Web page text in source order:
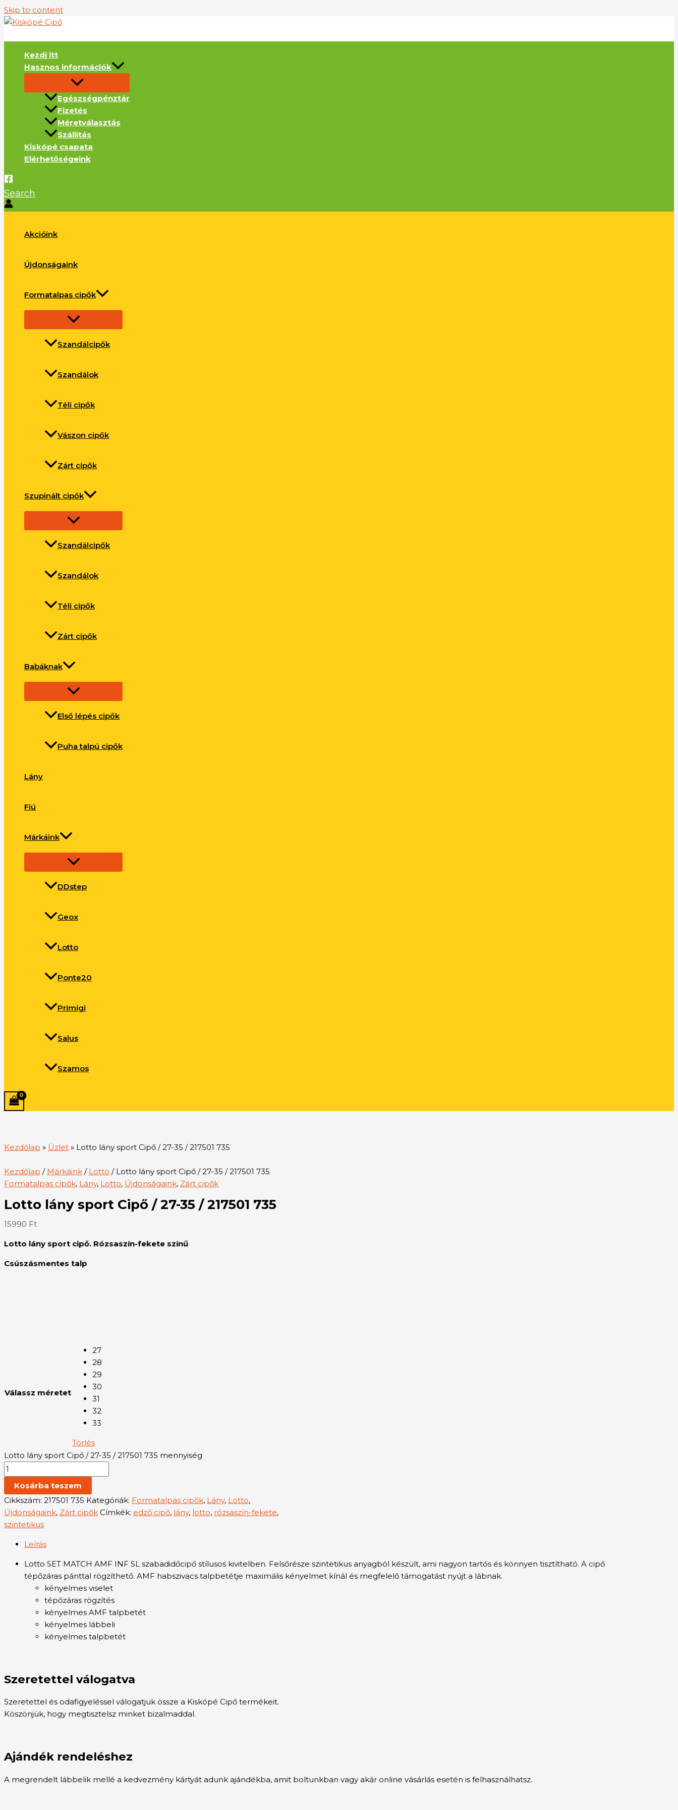
Skip to content
Kezdj itt
Hasznos információk
Egészségpénztár
Fizetés
Méretválasztás
Szállítás
Kiskópé csapata
Elérhetőségeink
Search
Akcióink
Újdonságaink
Formatalpas cipők
Szandálcipők
Szandálok
Téli cipők
Vászon cipők
Zárt cipők
Szupinált cipők
Szandálcipők
Szandálok
Téli cipők
Zárt cipők
Babáknak
Első lépés cipők
Puha talpú cipők
Lány
Fiú
Márkáink
DDstep
Geox
Lotto
Ponte20
Primigi
Salus
Szamos
Kezdőlap » Üzlet » Lotto lány sport Cipő / 27-35 / 217501 735
Kezdőlap / Márkáink / Lotto / Lotto lány sport Cipő / 27-35 / 217501 735
Formatalpas cipők, Lány, Lotto, Újdonságaink, Zárt cipők
Lotto lány sport Cipő / 27-35 / 217501 735
15990 Ft
Lotto lány sport cipő. Rózsaszín-fekete színű
Csúszásmentes talp
Válassz méretet
27
28
29
30
31
32
33
Törlés
Lotto lány sport Cipő / 27-35 / 217501 735 mennyiség
Kosárba teszem
Cikkszám: 217501 735 Kategóriák: Formatalpas cipők, Lány, Lotto,
Újdonságaink, Zárt cipők Címkék: edző cipő, lány, lotto, rózsaszín-fekete,
szintetikus
Leírás
Lotto SET MATCH AMF INF SL szabadidőcipő stílusos kivitelben. Felsőrésze szintetikus anyagból készült, ami nagyon tartós és könnyen tisztítható. A cipő
tépőzáras pánttal rögzíthető. AMF habszivacs talpbetétje maximális kényelmet kínál és megfelelő támogatást nyújt a lábnak.
kényelmes viselet
tépőzáras rögzítés
kényelmes AMF talpbetét
kényelmes lábbeli
kényelmes talpbetét
Szeretettel válogatva
Szeretettel és odafigyeléssel válogatjuk össze a Kiskópé Cipő termékeit.
Köszönjük, hogy megtisztelsz minket bizalmaddal.
Ajándék rendeléshez
A megrendelt lábbelik mellé a kedvezmény kártyát adunk ajándékba, amit boltunkban vagy akár online vásárlás esetén is felhasználhatsz.